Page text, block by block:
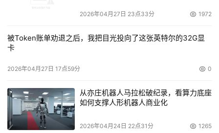
2026年04月27日 23点33分 1972
被Token账单劝退之后，我把目光投向了这张英特尔的32G显
卡
2026年04月27日 17点59分 0
从亦庄机器人马拉松破纪录，看算力底座
如何支撑人形机器人商业化
2026年04月24日 22点31分 1265